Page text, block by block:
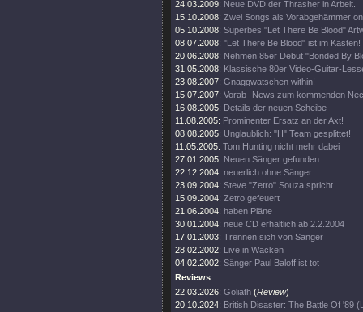
24.03.2009: Neue DVD der Thrasher in Arbeit.
15.10.2008: Zwei Songs als Vorabgehämmer
05.10.2008: Superbes "Let There Be Blood"
08.07.2008: "Let There Be Blood" ist im Kasten!
20.06.2008: Nehmen 85er Debüt "Bonded By
31.05.2008: Klassische 80er Video-Guitar-
23.08.2007: Gnaggwatschen within!
15.07.2007: Vorab- News zum kommenden
16.08.2005: Details der neuen Scheibe
11.08.2005: Prominenter Ersatz an der Axt!
08.08.2005: Unglaublich: "H" Team gesplittet!
11.05.2005: Tom Hunting nicht mehr dabei
27.01.2005: Neuen Sänger gefunden
22.12.2004: neuerlich ohne Sänger
23.09.2004: Steve "Zetro" Souza spricht
15.09.2004: Zetro gefeuert
21.06.2004: haben Pläne
30.01.2004: neue CD erhältlich ab 2.2.2004
17.01.2003: Trennen sich von Sänger
28.02.2002: Live in Wacken
04.02.2002: Sänger Paul Baloff ist tot
Reviews
22.03.2026: Goliath (Review)
20.10.2024: British Disaster: The Battle Of '89